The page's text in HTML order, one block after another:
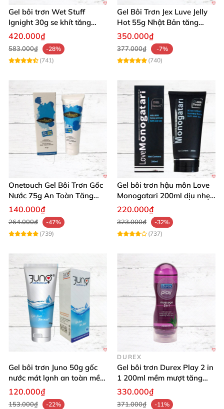
🛒 Mua Ngay Gel Flutschi Pro Lube Hybrid
200ml Để Nâng Tầm Khoái Cảm!
Đừng bỏ lỡgel bôi trơn chuyên nghiệpnày. Thêm
khác biệt trơn tru đỉnh cao! Mua ngay để khoảnh
khắc thân mật thêm phần đam mê. 🚀
Gel bôi trơn Wet Stuff
Ignight 30g se khít tăng
khoái cảm nữ hiệu quả
420.000₫
583.000₫
-28%
(741)
Gel Bôi Trơn Jex Luve Jelly
Hot 55g Nhật Bản tăng
khoái cảm nữ dễ sử dụng
350.000₫
377.000₫
-7%
(740)
Onetouch Gel Bôi Trơn Gốc
Nước 75g An Toàn Tăng
Khoái Cảm
140.000₫
264.000₫
-47%
(739)
Gel bôi trơn hậu môn Love
Monogatari 200ml dịu nhẹ,
an toàn
220.000₫
323.000₫
-32%
(737)
Gel bôi trơn Juno 50g gốc
nước mát lạnh an toàn mềm
mại
120.000₫
153.000₫
-22%
DUREX
Gel bôi trơn Durex Play 2 in
1 200ml mềm mượt tăng
khoái cảm
330.000₫
371.000₫
-11%